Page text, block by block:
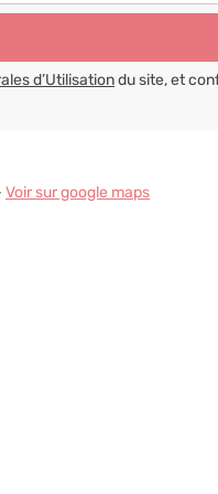
d’Utilisationdu site, et
Voir sur google maps